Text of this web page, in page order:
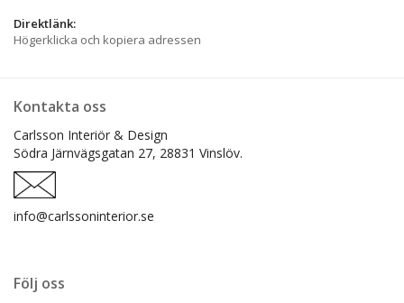
Direktlänk:
Högerklicka och kopiera adressen
Kontakta oss
Carlsson Interiör & Design
Södra Järnvägsgatan 27, 28831 Vinslöv.
info@carlssoninterior.se
Följ oss